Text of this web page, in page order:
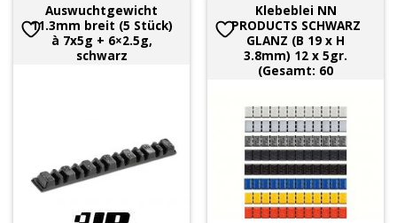
Auswuchtgewicht
11.3mm breit (5 Stück)
à 7x5g + 6×2.5g,
schwarz
Klebeblei NN
PRODUCTS SCHWARZ
GLANZ (B 19 x H
3.8mm) 12 x 5gr.
(Gesamt: 60